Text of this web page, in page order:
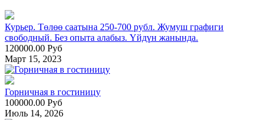
Курьер. Төлөө саатына 250-700 рубл. Жумуш графиги
свободный. Без опыта алабыз. Үйдүн жанында.
120000.00 Руб
Март 15, 2023
Горничная в гостиницу
100000.00 Руб
Июль 14, 2026